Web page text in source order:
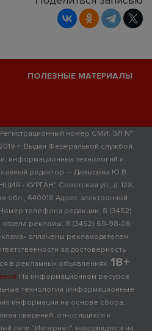
ПОЛЕЗНЫЕ МАТЕРИАЛЫ
Регистрационный номер СМИ: ЭЛ №
г. Выдан Федеральной службой
информационных технологий и
редактор — Давыдова Ю.В.
- КУРГАН" Советская ул., д. 128,
обл., 640018 Адрес электронной
телефона редакции: 8 (3452)
рекламы: 8 (3452) 69-98-08
оплачены рекламодателем.
за достоверность
в рекламных объявлениях. 18+
На информационном ресурсе
технологии (информационные
информации на основе сбора,
сведений, относящихся к
сети "Интернет", находящихся на